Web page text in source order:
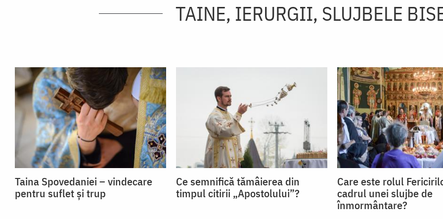
TAINE, IERURGII, SLUJBELE
Taina Spovedaniei – vindecare
pentru suflet și trup
Ce semnifică tămâierea din
timpul citirii „Apostolului”?
Care este rolul
cadrul unei slujbe de
înmormântare?